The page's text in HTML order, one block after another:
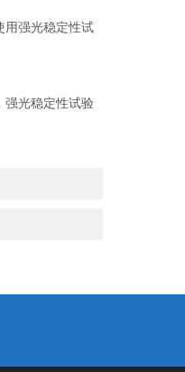
强光稳定性试
光稳定性试验